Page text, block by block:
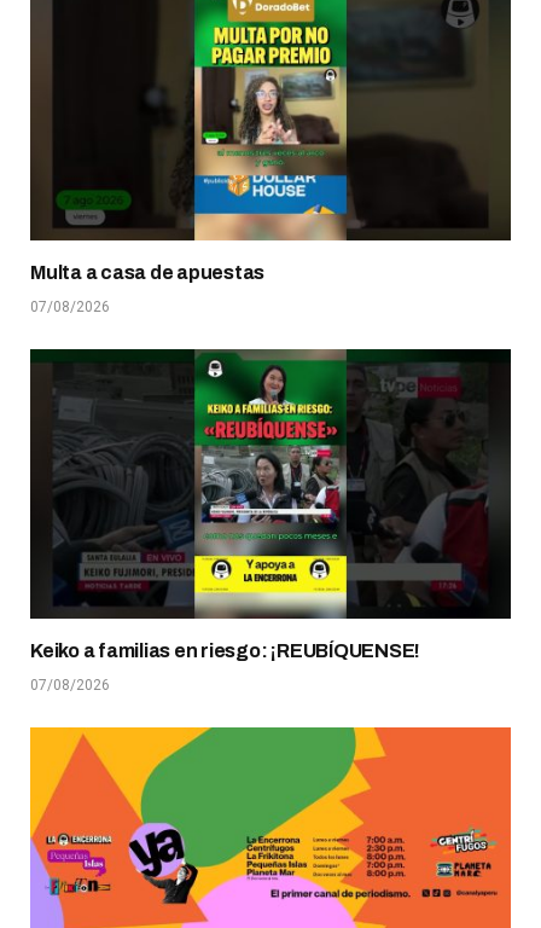
Multa a casa de apuestas
07/08/2026
Keiko a familias en riesgo: ¡REUBÍQUENSE!
07/08/2026